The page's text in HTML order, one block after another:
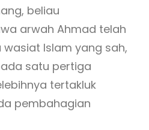
beliau
arwah Ahmad telah
Islam yang sah,
satu pertiga
tertakluk
pembahagian